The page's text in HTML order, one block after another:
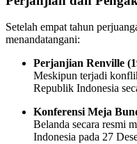
Setelah empat tahun
menandatangani:
Perjanjian Renville
Meskipun terjadi
Republik Indonesia
Konferensi Meja
Belanda secara resmi
Indonesia pada 27